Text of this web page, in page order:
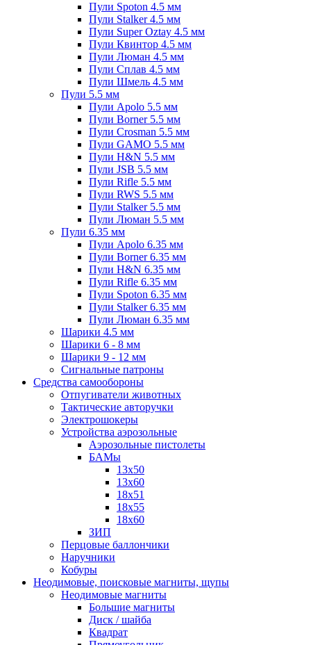
Пули Spoton 4.5 мм
Пули Stalker 4.5 мм
Пули Super Oztay 4.5 мм
Пули Квинтор 4.5 мм
Пули Люман 4.5 мм
Пули Сплав 4.5 мм
Пули Шмель 4.5 мм
Пули 5.5 мм
Пули Apolo 5.5 мм
Пули Borner 5.5 мм
Пули Crosman 5.5 мм
Пули GAMO 5.5 мм
Пули H&N 5.5 мм
Пули JSB 5.5 мм
Пули Rifle 5.5 мм
Пули RWS 5.5 мм
Пули Stalker 5.5 мм
Пули Люман 5.5 мм
Пули 6.35 мм
Пули Apolo 6.35 мм
Пули Borner 6.35 мм
Пули H&N 6.35 мм
Пули Rifle 6.35 мм
Пули Spoton 6.35 мм
Пули Stalker 6.35 мм
Пули Люман 6.35 мм
Шарики 4.5 мм
Шарики 6 - 8 мм
Шарики 9 - 12 мм
Сигнальные патроны
Средства самообороны
Отпугиватели животных
Тактические авторучки
Электрошокеры
Устройства аэрозольные
Аэрозольные пистолеты
БАМы
13х50
13х60
18х51
18х55
18х60
ЗИП
Перцовые баллончики
Наручники
Кобуры
Неодимовые, поисковые магниты, щупы
Неодимовые магниты
Большие магниты
Диск / шайба
Квадрат